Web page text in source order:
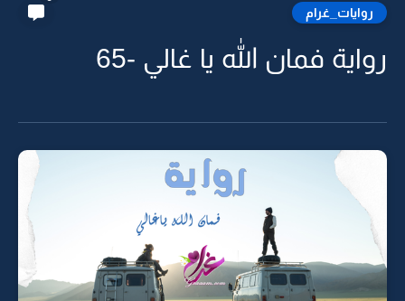
روايات_غرام
رواية فمان الله يا غالي -65